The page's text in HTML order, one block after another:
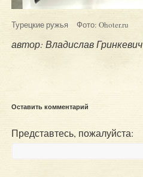
Турецкие ружья Фото: Ohoter.ru
автор: Владислав Гринкевич
Оставить комментарий
Представтесь, пожалуйста: